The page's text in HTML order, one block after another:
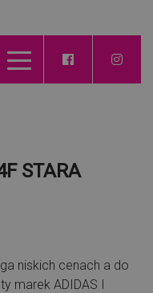
STARA
niskich cenach a do
marek ADIDAS I